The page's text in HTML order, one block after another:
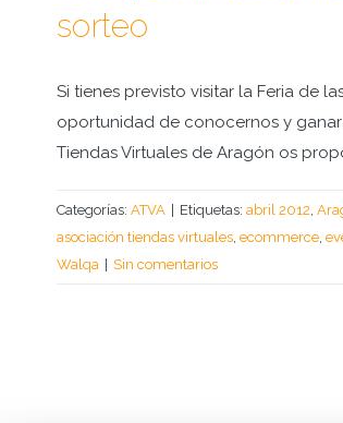
sorteo
Si tienes previsto visitar la Feria de
oportunidad de conocernos y
Tiendas Virtuales de Aragón os
Categorías: ATVA Etiquetas: abril 2012,
asociación tiendas virtuales, ecommerce,
Walqa
Sin comentarios